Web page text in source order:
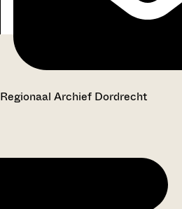
Archief Dordrecht